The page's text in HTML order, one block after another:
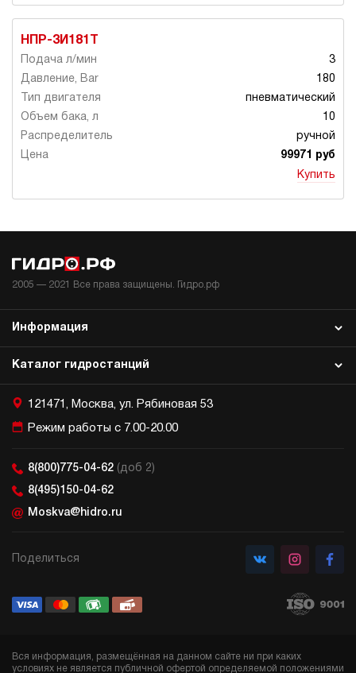
НПР-3И181Т
3
180
пневматический
10
ручной
99971 руб
Купить
2005 — 2021 Все права защищены. Гидро.рф
Каталог гидростанций
Информация
121471, Москва, ул. Рябиновая 53
Режим работы с 7.00-20.00
8(800)775-04-62 (доб 2)
8(495)150-04-62
Moskva@hidro.ru
Поделиться
Вся информация, размещённая на данном сайте ни при каких
условиях не является публичной офертой определяемой положениями